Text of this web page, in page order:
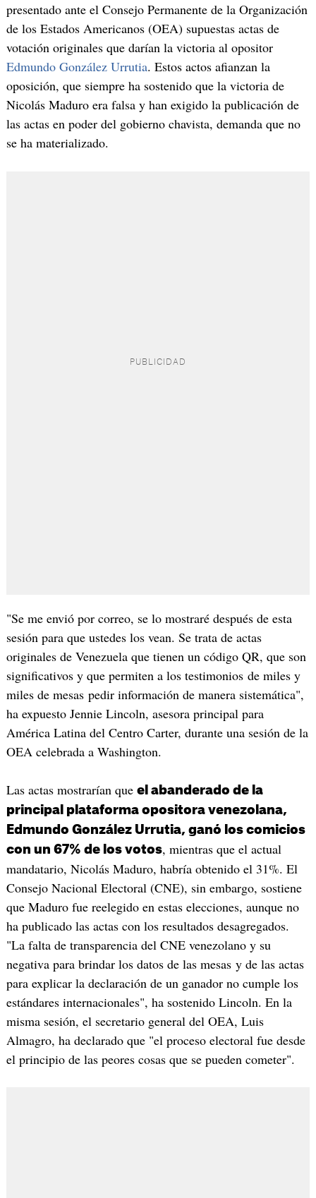
presentado ante el Consejo Permanente de la Organización
de los Estados Americanos (OEA) supuestas actas de
votación originales que darían la victoria al opositor
Edmundo González Urrutia. Estos actos afianzan la
oposición, que siempre ha sostenido que la victoria de
Nicolás Maduro era falsa y han exigido la publicación de
las actas en poder del gobierno chavista, demanda que no
se ha materializado.
"Se me envió por correo, se lo mostraré después de esta
sesión para que ustedes los vean. Se trata de actas
originales de Venezuela que tienen un código QR, que son
significativos y que permiten a los testimonios de miles y
miles de mesas pedir información de manera sistemática",
ha expuesto Jennie Lincoln, asesora principal para
América Latina del Centro Carter, durante una sesión de la
OEA celebrada a Washington.
Las actas mostrarían que el abanderado de la
principal plataforma opositora venezolana,
Edmundo González Urrutia, ganó los comicios
con un 67% de los votos, mientras que el actual
mandatario, Nicolás Maduro, habría obtenido el 31%. El
Consejo Nacional Electoral (CNE), sin embargo, sostiene
que Maduro fue reelegido en estas elecciones, aunque no
ha publicado las actas con los resultados desagregados.
"La falta de transparencia del CNE venezolano y su
negativa para brindar los datos de las mesas y de las actas
para explicar la declaración de un ganador no cumple los
estándares internacionales", ha sostenido Lincoln. En la
misma sesión, el secretario general del OEA, Luis
Almagro, ha declarado que "el proceso electoral fue desde
el principio de las peores cosas que se pueden cometer".